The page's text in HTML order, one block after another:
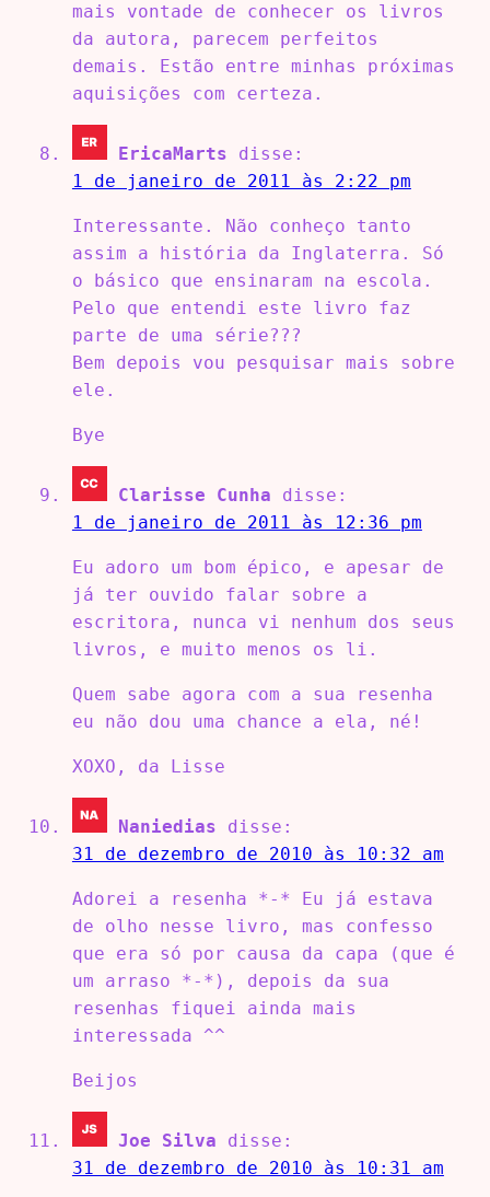
mais vontade de conhecer os livros
da autora, parecem perfeitos
demais. Estão entre minhas próximas
aquisições com certeza.
EricaMarts
disse:
1 de janeiro de 2011 às 2:22 pm
Interessante. Não conheço tanto
assim a história da Inglaterra. Só
o básico que ensinaram na escola.
Pelo que entendi este livro faz
parte de uma série???
Bem depois vou pesquisar mais sobre
ele.
Bye
Clarisse Cunha
disse:
1 de janeiro de 2011 às 12:36 pm
Eu adoro um bom épico, e apesar de
já ter ouvido falar sobre a
escritora, nunca vi nenhum dos seus
livros, e muito menos os li.
Quem sabe agora com a sua resenha
eu não dou uma chance a ela, né!
XOXO, da Lisse
Naniedias
disse:
31 de dezembro de 2010 às 10:32 am
Adorei a resenha *-* Eu já estava
de olho nesse livro, mas confesso
que era só por causa da capa (que é
um arraso *-*), depois da sua
resenhas fiquei ainda mais
interessada ^^
Beijos
Joe Silva
disse:
31 de dezembro de 2010 às 10:31 am